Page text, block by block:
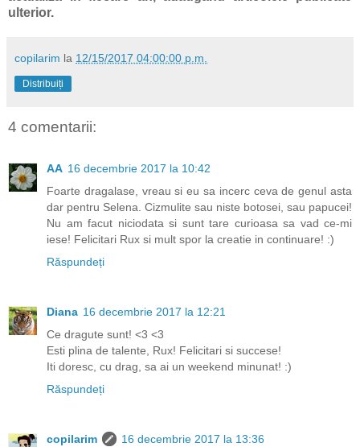
ulterior.
copilarim la 12/15/2017 04:00:00 p.m.
Distribuiți
4 comentarii:
AA 16 decembrie 2017 la 10:42
Foarte dragalase, vreau si eu sa incerc ceva de genul asta
dar pentru Selena. Cizmulite sau niste botosei, sau papucei!
Nu am facut niciodata si sunt tare curioasa sa vad ce-mi
iese! Felicitari Rux si mult spor la creatie in continuare! :)
Răspundeți
Diana 16 decembrie 2017 la 12:21
Ce dragute sunt! <3 <3
Esti plina de talente, Rux! Felicitari si succese!
Iti doresc, cu drag, sa ai un weekend minunat! :)
Răspundeți
copilarim
16 decembrie 2017 la 13:36